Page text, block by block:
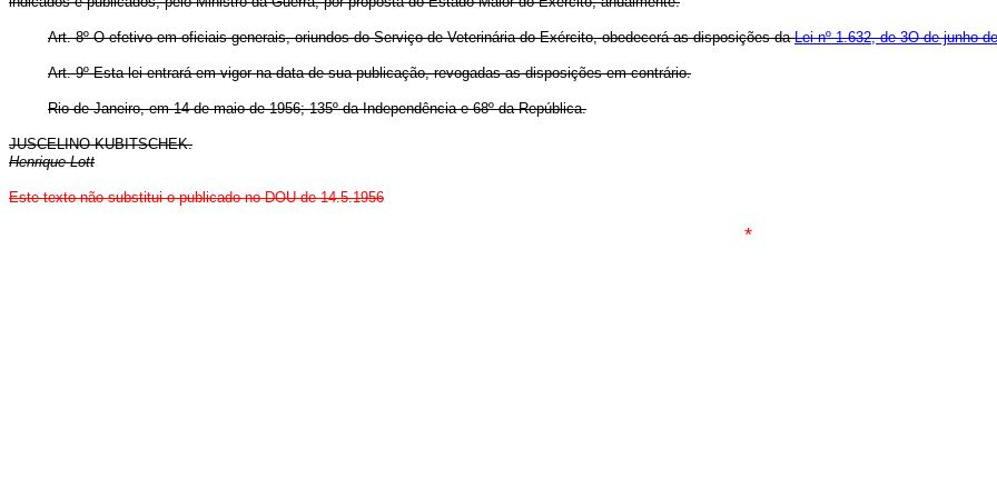
Art. 8º O efetivo em oficiais-generais, oriundos do Serviço de Veterinária do Exército, obedecerá as disposições daLei nº 1.632, de 3O de junho
Art. 9º Esta lei entrará em vigor na data de sua publicação, revogadas as disposições em contrário.
Rio de Janeiro, em 14 de maio de 1956; 135º da Independência e 68º da República.
JUSCELINO KUBITSCHEK.
Henrique Lott
Este texto não substitui o publicado no DOU de 14.5.1956
*